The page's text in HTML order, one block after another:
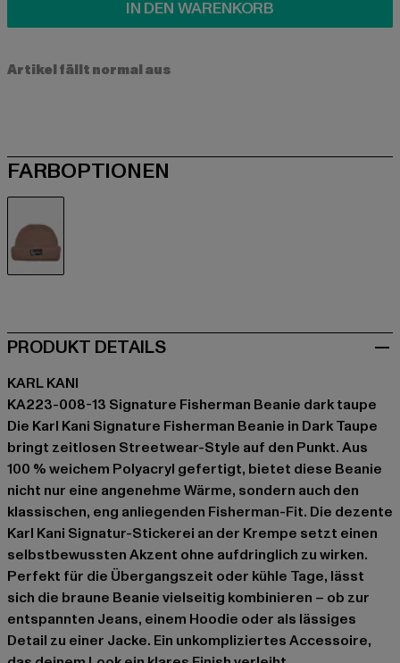
IN DEN WARENKORB
Artikel fällt normal aus
FARBOPTIONEN
PRODUKT DETAILS
KARL KANI
KA223-008-13 Signature Fisherman Beanie dark taupe
Die Karl Kani Signature Fisherman Beanie in Dark Taupe
bringt zeitlosen Streetwear-Style auf den Punkt. Aus
100 % weichem Polyacryl gefertigt, bietet diese Beanie
nicht nur eine angenehme Wärme, sondern auch den
klassischen, eng anliegenden Fisherman-Fit. Die dezente
Karl Kani Signatur-Stickerei an der Krempe setzt einen
selbstbewussten Akzent ohne aufdringlich zu wirken.
Perfekt für die Übergangszeit oder kühle Tage, lässt
sich die braune Beanie vielseitig kombinieren – ob zur
entspannten Jeans, einem Hoodie oder als lässiges
Detail zu einer Jacke. Ein unkompliziertes Accessoire,